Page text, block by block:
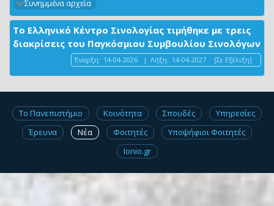
Συνημμένα αρχεία
Το Ελληνικό Κέντρο Σινολογίας τιμήθηκε με τρεις
διακρίσεις του Παγκόσμιου Συμβουλίου Σινολόγων
Έναρξη: 14-04-2026 | Λήξη: 14-04-2027 [Σε Εξέλιξη]
Το Πανεπιστήμιο Κοινότητα Σπουδές
Υπηρεσίες
Έρευνα
Νέα Φοιτητές
Υποψήφιοι Φοιτητές
Ionio.gr